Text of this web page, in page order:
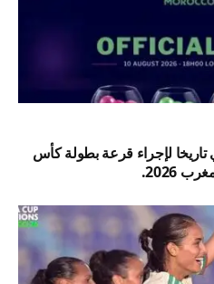
لإجراء قرعة بطولة كأس
2026.